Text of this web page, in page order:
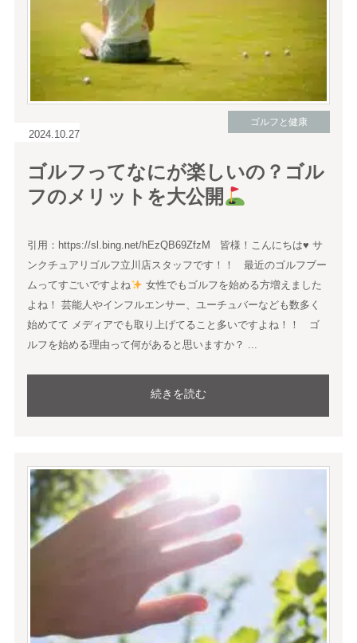
2024.10.27
ゴルフと健康
ゴルフってなにが楽しいの？ゴル
フのメリットを大公開
引用：https://sl.bing.net/hEzQB69ZfzM 皆様！こんにちは♥ サ
ンクチュアリゴルフ立川店スタッフです！！ 最近のゴルフブー
ムってすごいですよね
女性でもゴルフを始める方増えました
よね！ 芸能人やインフルエンサー、ユーチュバーなども数多く
始めてて メディアでも取り上げてること多いですよね！！ ゴ
ルフを始める理由って何があると思いますか？ ...
続きを読む